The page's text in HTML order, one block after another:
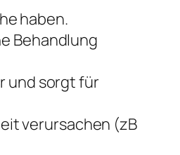
haben.
Behandlung
und sorgt für
verursachen (zB